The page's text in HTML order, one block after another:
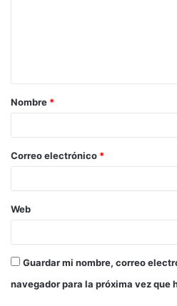
a
r
*
Nombre *
Correo electrónico *
Web
Guardar mi nombre, correo
navegador para la próxima vez que